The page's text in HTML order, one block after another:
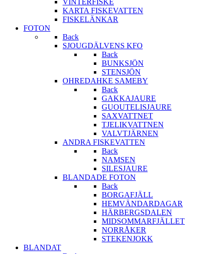
VINTERFISKE
KARTA FISKEVATTEN
FISKELÄNKAR
FOTON
Back
SJOUGDÄLVENS KFO
Back
BUNKSJÖN
STENSJÖN
OHREDAHKE SAMEBY
Back
GAKKAJAURE
GUOUTELISJAURE
SAXVATTNET
TJELIKVATTNEN
VALVTJÄRNEN
ANDRA FISKEVATTEN
Back
NAMSEN
SILESJAURE
BLANDADE FOTON
Back
BORGAFJÄLL
HEMVÄNDARDAGAR
HÄRBERGSDALEN
MIDSOMMARFJÄLLET
NORRÅKER
STEKENJOKK
BLANDAT